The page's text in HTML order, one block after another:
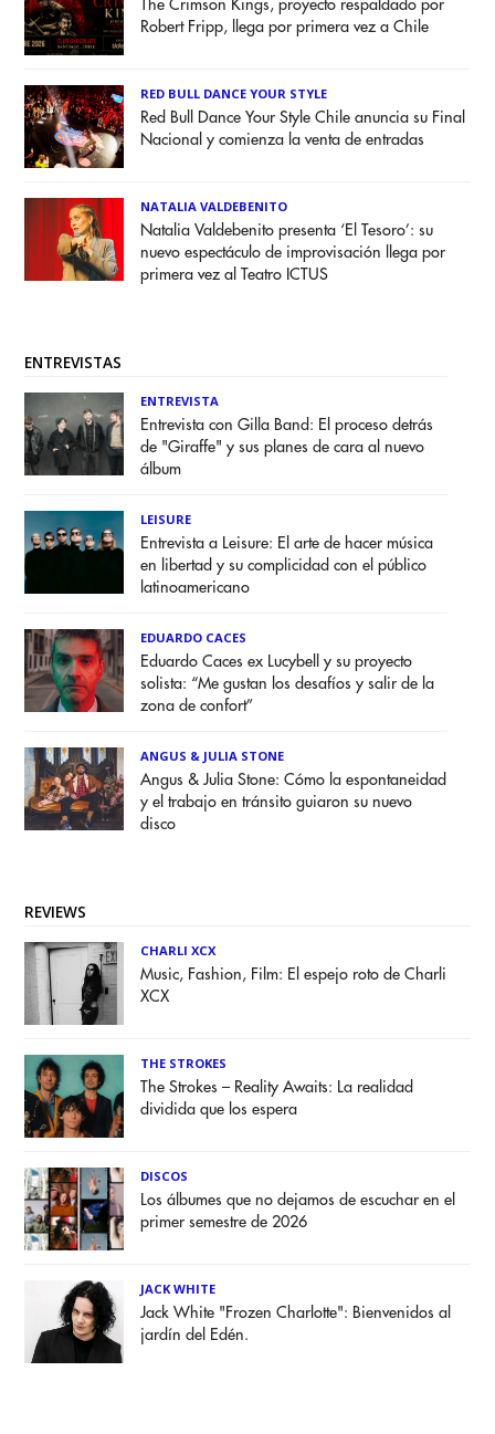
The Crimson Kings, proyecto respaldado por
Robert Fripp, llega por primera vez a Chile
RED BULL DANCE YOUR STYLE
Red Bull Dance Your Style Chile anuncia su Final
Nacional y comienza la venta de entradas
NATALIA VALDEBENITO
Natalia Valdebenito presenta ‘El Tesoro’: su
nuevo espectáculo de improvisación llega por
primera vez al Teatro ICTUS
ENTREVISTAS
ENTREVISTA
Entrevista con Gilla Band: El proceso detrás
de "Giraffe" y sus planes de cara al nuevo
álbum
LEISURE
Entrevista a Leisure: El arte de hacer música
en libertad y su complicidad con el público
latinoamericano
EDUARDO CACES
Eduardo Caces ex Lucybell y su proyecto
solista: “Me gustan los desafíos y salir de la
zona de confort”
ANGUS & JULIA STONE
Angus & Julia Stone: Cómo la espontaneidad
y el trabajo en tránsito guiaron su nuevo
disco
REVIEWS
CHARLI XCX
Music, Fashion, Film: El espejo roto de Charli
XCX
THE STROKES
The Strokes – Reality Awaits: La realidad
dividida que los espera
DISCOS
Los álbumes que no dejamos de escuchar en el
primer semestre de 2026
JACK WHITE
Jack White "Frozen Charlotte": Bienvenidos al
jardín del Edén.